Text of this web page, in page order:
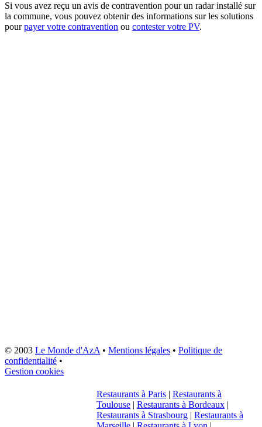
Si vous avez reçu un avis de contravention pour un radar installé sur
la commune, vous pouvez obtenir des informations sur les solutions
pourpayer votre contravention ou contester votre PV.
© 2003 Le Monde d'AzA• Mentions légales • Politique de
confidentialité •
Gestion cookies
Restaurants à Paris | Restaurants à
Toulouse | Restaurants à Bordeaux |
Restaurants à Strasbourg | Restaurants à